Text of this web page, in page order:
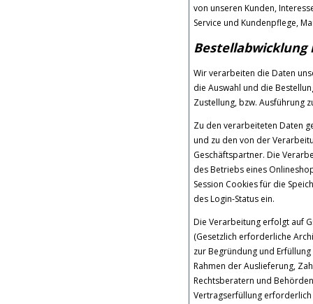
von unseren Kunden,
Service und Kundenpflege,
Wir verarbeiten die Daten
die Auswahl und die
Zustellung, bzw. Ausführung
Zu den verarbeiteten Daten
und zu den von der
Geschäftspartner. Die
des Betriebs eines
Session Cookies für die
des Login-Status ein.
Die Verarbeitung erfolgt auf
(Gesetzlich erforderliche
zur Begründung und
Rahmen der Auslieferung,
Rechtsberatern und
Vertragserfüllung erforderlich